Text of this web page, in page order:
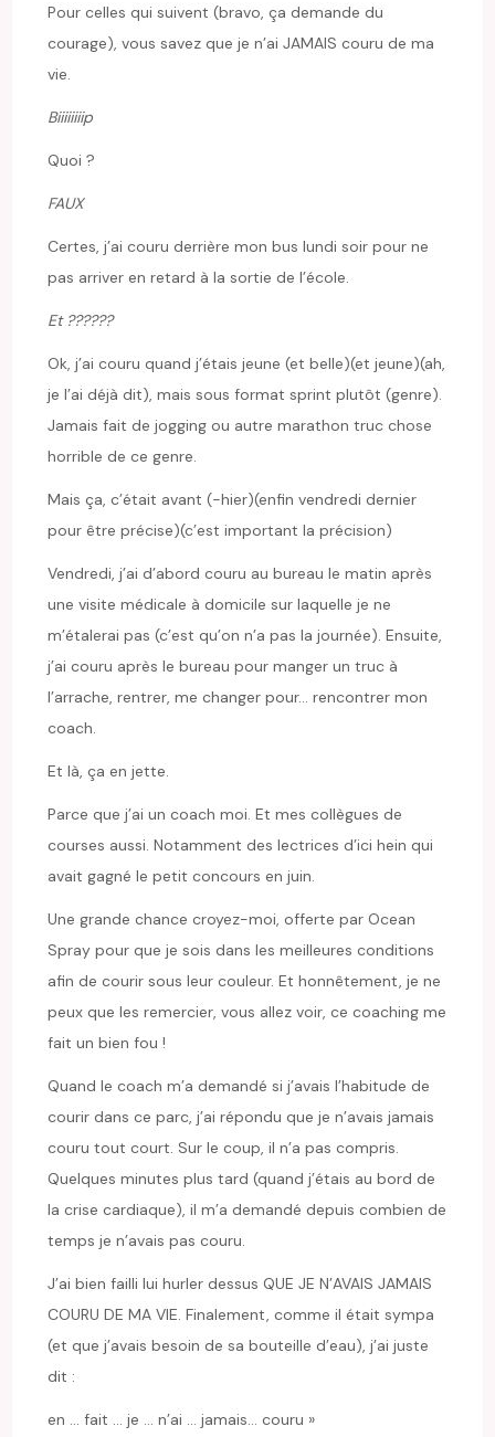
Pour celles qui suivent (bravo, ça demande du
courage), vous savez que je n’ai JAMAIS couru de ma
vie.
Biiiiiiiip
Quoi ?
FAUX
Certes, j’ai couru derrière mon bus lundi soir pour ne
pas arriver en retard à la sortie de l’école.
Et ??????
Ok, j’ai couru quand j’étais jeune (et belle)(et jeune)(ah,
je l’ai déjà dit), mais sous format sprint plutôt (genre).
Jamais fait de jogging ou autre marathon truc chose
horrible de ce genre.
Mais ça, c’était avant (-hier)(enfin vendredi dernier
pour être précise)(c’est important la précision)
Vendredi, j’ai d’abord couru au bureau le matin après
une visite médicale à domicile sur laquelle je ne
m’étalerai pas (c’est qu’on n’a pas la journée). Ensuite,
j’ai couru après le bureau pour manger un truc à
l’arrache, rentrer, me changer pour… rencontrer mon
coach.
Et là, ça en jette.
Parce que j’ai un coach moi. Et mes collègues de
courses aussi. Notamment des lectrices d’ici hein qui
avait gagné le petit concours en juin.
Une grande chance croyez-moi, offerte par Ocean
Spray pour que je sois dans les meilleures conditions
afin de courir sous leur couleur. Et honnêtement, je ne
peux que les remercier, vous allez voir, ce coaching me
fait un bien fou !
Quand le coach m’a demandé si j’avais l’habitude de
courir dans ce parc, j’ai répondu que je n’avais jamais
couru tout court. Sur le coup, il n’a pas compris.
Quelques minutes plus tard (quand j’étais au bord de
la crise cardiaque), il m’a demandé depuis combien de
temps je n’avais pas couru.
J’ai bien failli lui hurler dessus QUE JE N’AVAIS JAMAIS
COURU DE MA VIE. Finalement, comme il était sympa
(et que j’avais besoin de sa bouteille d’eau), j’ai juste
dit :
en … fait … je … n’ai … jamais… couru »